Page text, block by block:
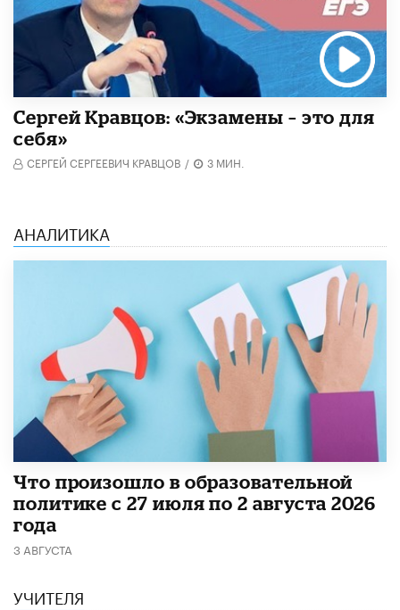
Сергей Кравцов: «Экзамены – это для
себя»
СЕРГЕЙ СЕРГЕЕВИЧ КРАВЦОВ / 3 МИН.
АНАЛИТИКА
​Что произошло в образовательной
политике с 27 июля по 2 августа 2026
года
3 АВГУСТА
УЧИТЕЛЯ